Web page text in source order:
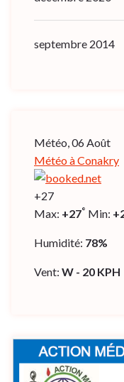
septembre 2014
Météo, 06 Août
Météo à Conakry
+27
Max: +27° Min: +
Humidité: 78%
Vent: W - 20 KPH